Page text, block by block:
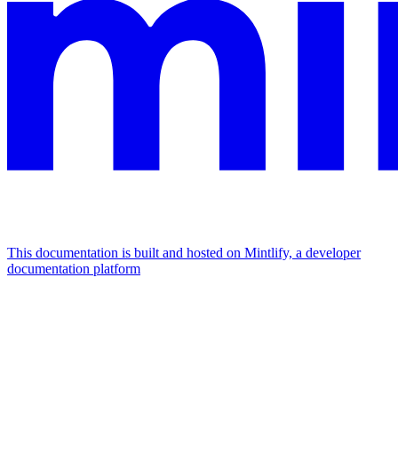
This documentation is built and hosted on Mintlify, a developer
documentation platform